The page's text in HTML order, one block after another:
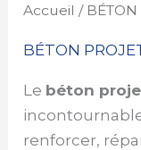
Accueil / BÉTON
BÉTON
Le béton
renforcer,